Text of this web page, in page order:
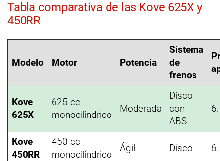
Tabla comparativa de las Kove 625X y
450RR
Modelo Motor Potencia
Sistema
de
frenos
Kove
625X
625 cc
monocilíndrico
Moderada
Disco
con
ABS
Kove
450RR
450 cc
monocilíndrico
Ágil Disco